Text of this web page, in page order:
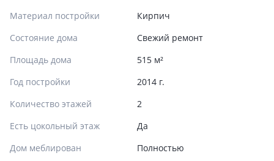
Материал постройки
Кирпич
Состояние дома
Свежий ремонт
Площадь дома
515 м²
Год постройки
2014 г.
Количество этажей
2
Есть цокольный этаж
Да
Дом меблирован
Полностью